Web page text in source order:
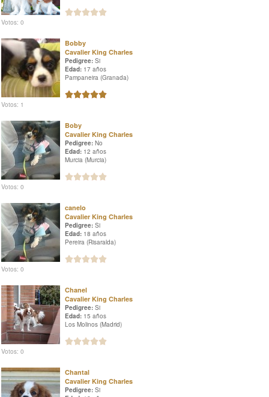
Votos: 0
Bobby
Cavalier King Charles
Pedigree: Si
Edad: 17 años
Pampaneira (Granada)
Votos: 1
Boby
Cavalier King Charles
Pedigree: No
Edad: 12 años
Murcia (Murcia)
Votos: 0
canelo
Cavalier King Charles
Pedigree: Si
Edad: 18 años
Pereira (Risaralda)
Votos: 0
Chanel
Cavalier King Charles
Pedigree: Si
Edad: 15 años
Los Molinos (Madrid)
Votos: 0
Chantal
Cavalier King Charles
Pedigree: Si